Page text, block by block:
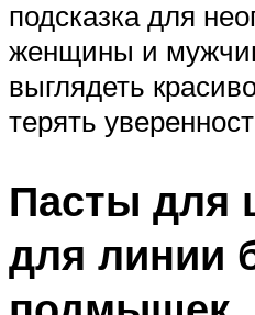
подсказка для
женщины и
выглядеть
терять
Пасты для
для линии